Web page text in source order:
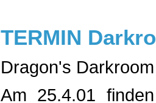
TERMIN
Dragon's
Am 25.4.01